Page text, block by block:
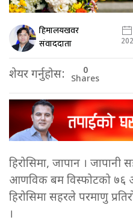
हिमालयखवर
संवाददाता
शेयर गर्नुहोस: 0
Shares
हिरोसिमा, जापान । जापानी
आणविक बम विस्फोटको ७६
हिरोसिमा सहरले परमाणु
।